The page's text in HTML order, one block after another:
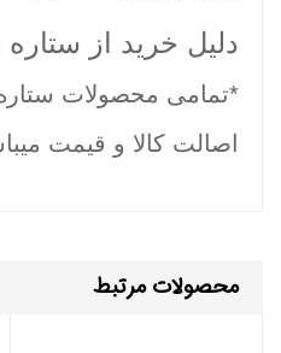
دلیل خرید از
*تمامی محصولات
اصالت کالا و قیمت
محصولات مرتبط